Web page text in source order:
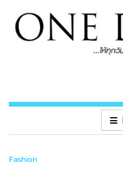
Fashion